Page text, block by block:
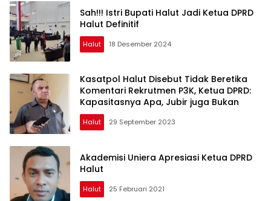
Sah!!! Istri Bupati Halut Jadi Ketua DPRD
Halut Definitif
Halut 18 Desember 2024
Kasatpol Halut Disebut Tidak Beretika
Komentari Rekrutmen P3K, Ketua DPRD:
Kapasitasnya Apa, Jubir juga Bukan
Halut 29 September 2023
Akademisi Uniera Apresiasi Ketua DPRD
Halut
Halut 25 Februari 2021